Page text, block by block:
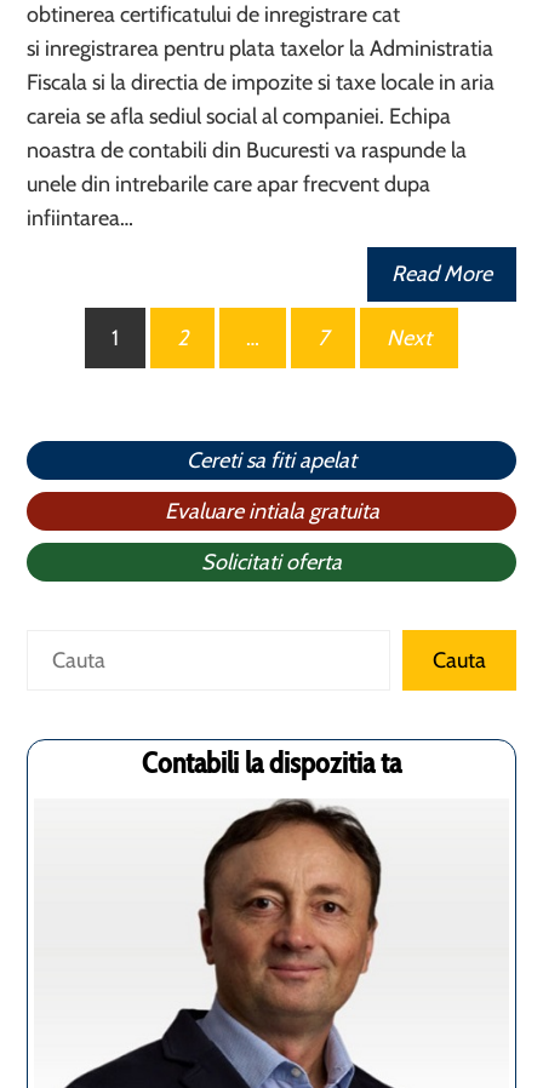
obtinerea certificatului de inregistrare cat
si inregistrarea pentru plata taxelor la Administratia
Fiscala si la directia de impozite si taxe locale in aria
careia se afla sediul social al companiei. Echipa
noastra de contabili din Bucuresti va raspunde la
unele din intrebarile care apar frecvent dupa
infiintarea…
Read More
Paginație
articole
1 2 … 7 Next
Cereti sa fiti apelat
Evaluare intiala gratuita
Solicitati oferta
Caută Cauta
Contabili la dispozitia ta